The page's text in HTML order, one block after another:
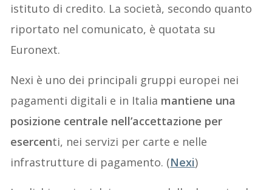
istituto di credito. La società, secondo quanto
riportato nel comunicato, è quotata su
Euronext.
Nexi è uno dei principali gruppi europei nei
pagamenti digitali e in Italia mantiene una
posizione centrale nell’accettazione per
esercenti, nei servizi per carte e nelle
infrastrutture di pagamento. (Nexi)